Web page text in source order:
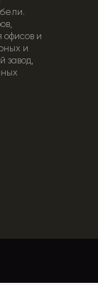
и
и
завод,